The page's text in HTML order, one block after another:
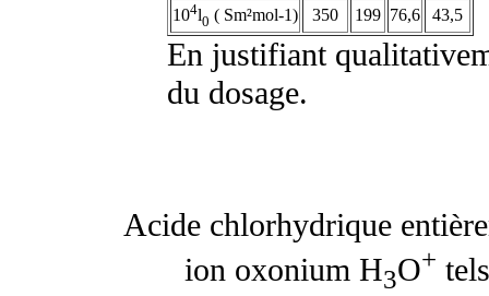
104l0 ( Sm²mol-1) 350 199 76,6 43,5
En justifiant
du dosage.
Acide chlorhydrique
ion oxonium H3O+